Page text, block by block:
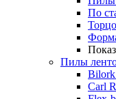
По
Пилы
Bilork
Carl